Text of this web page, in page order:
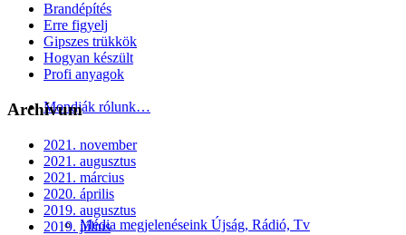
Mondják rólunk…
Média megjelenéseink Újság, Rádió, Tv
Brandépítés
Erre figyelj
Gipszes trükkök
Hogyan készült
Profi anyagok
Archívum
2021. november
2021. augusztus
2021. március
2020. április
2019. augusztus
2019. július